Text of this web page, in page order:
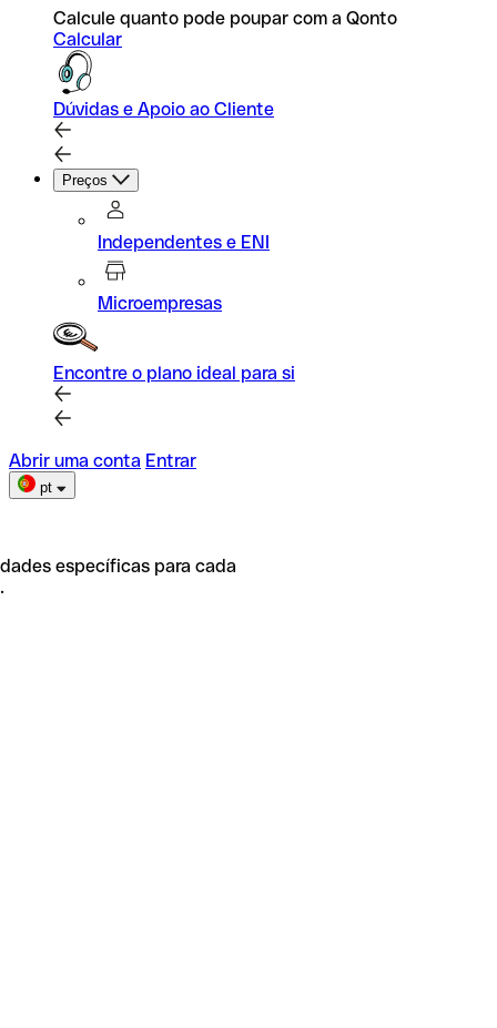
Calcule quanto pode poupar com a Qonto
Calcular
Dúvidas e Apoio ao Cliente
Preços
Independentes e ENI
Microempresas
Encontre o plano ideal para si
Abrir uma conta Entrar
pt
específicas para cada